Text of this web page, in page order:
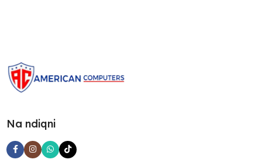
Na ndiqni